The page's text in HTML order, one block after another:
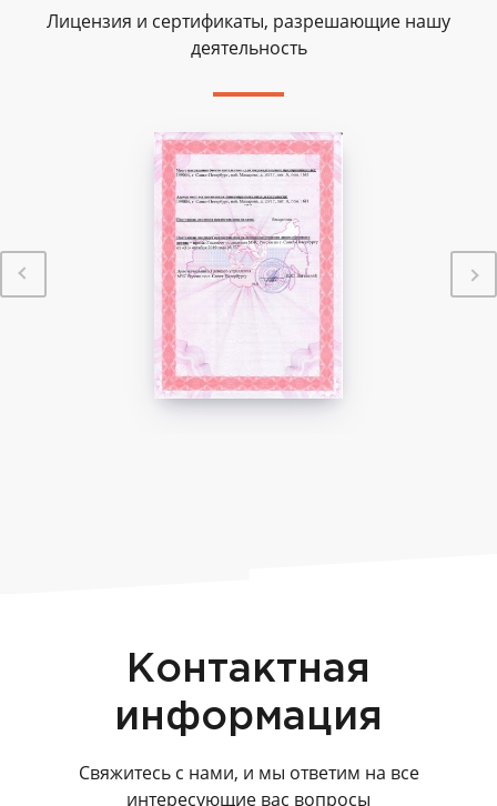
Лицензия и сертификаты, разрешающие нашу
деятельность
Контактная
информация
Свяжитесь с нами, и мы ответим на все
интересующие вас вопросы